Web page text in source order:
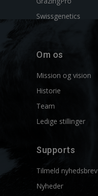
Swissgenetics
Om os
Mission og vision
Historie
Team
Ledige stillinger
Supports
Tilmeld nyhedsbrev
Nyheder